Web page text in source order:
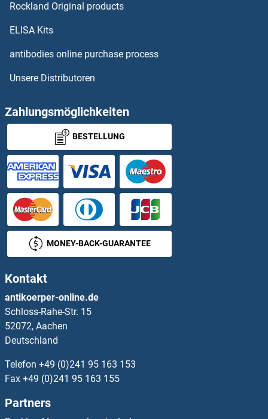
SEPHS1 Antikörper
SEPHS2 Antikörper
SEPN1 Antikörper
SEPP1 Antikörper
SEPSECS Antikörper
Septin 1 Antikörper
Septin 10 Antikörper
Septin 11 Antikörper
Septin 12 Antikörper
Septin 14 Antikörper
Septin 2 Antikörper
Septin 3 Antikörper
Septin 4 Antikörper
Rockland Original products
ELISA Kits
antibodies online purchase process
Unsere Distributoren
Zahlungsmöglichkeiten
BESTELLUNG
MONEY-BACK-GUARANTEE
Kontakt
antikoerper-online.de
Schloss-Rahe-Str. 15
52072, Aachen
Deutschland
Telefon +49 (0)241 95 163 153
Fax +49 (0)241 95 163 155
Partners